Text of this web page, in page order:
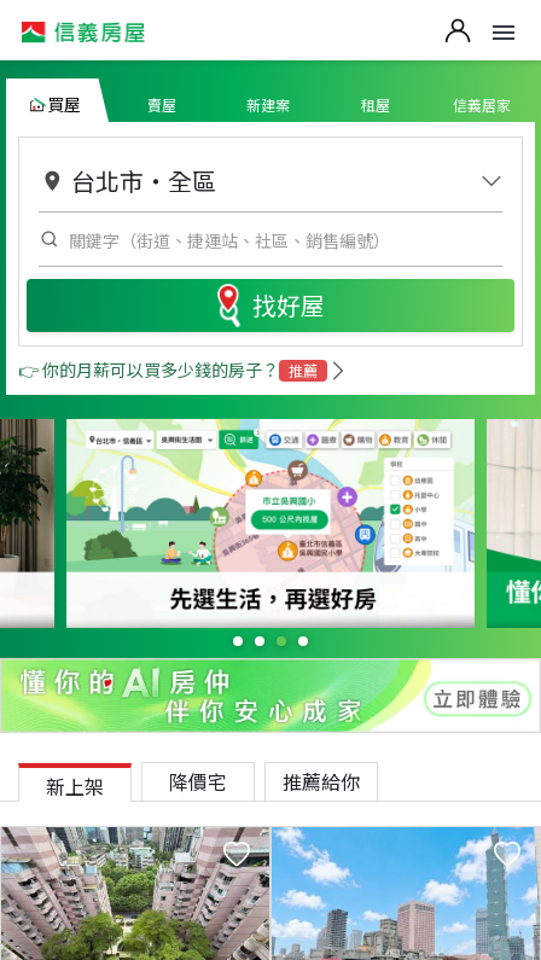
買屋 賣屋 新建案 租屋 信義居家
台北市 ・ 全區
找好屋
👉 你的月薪可以買多少錢的房子？ 推薦
新上架 降價宅 推薦給你